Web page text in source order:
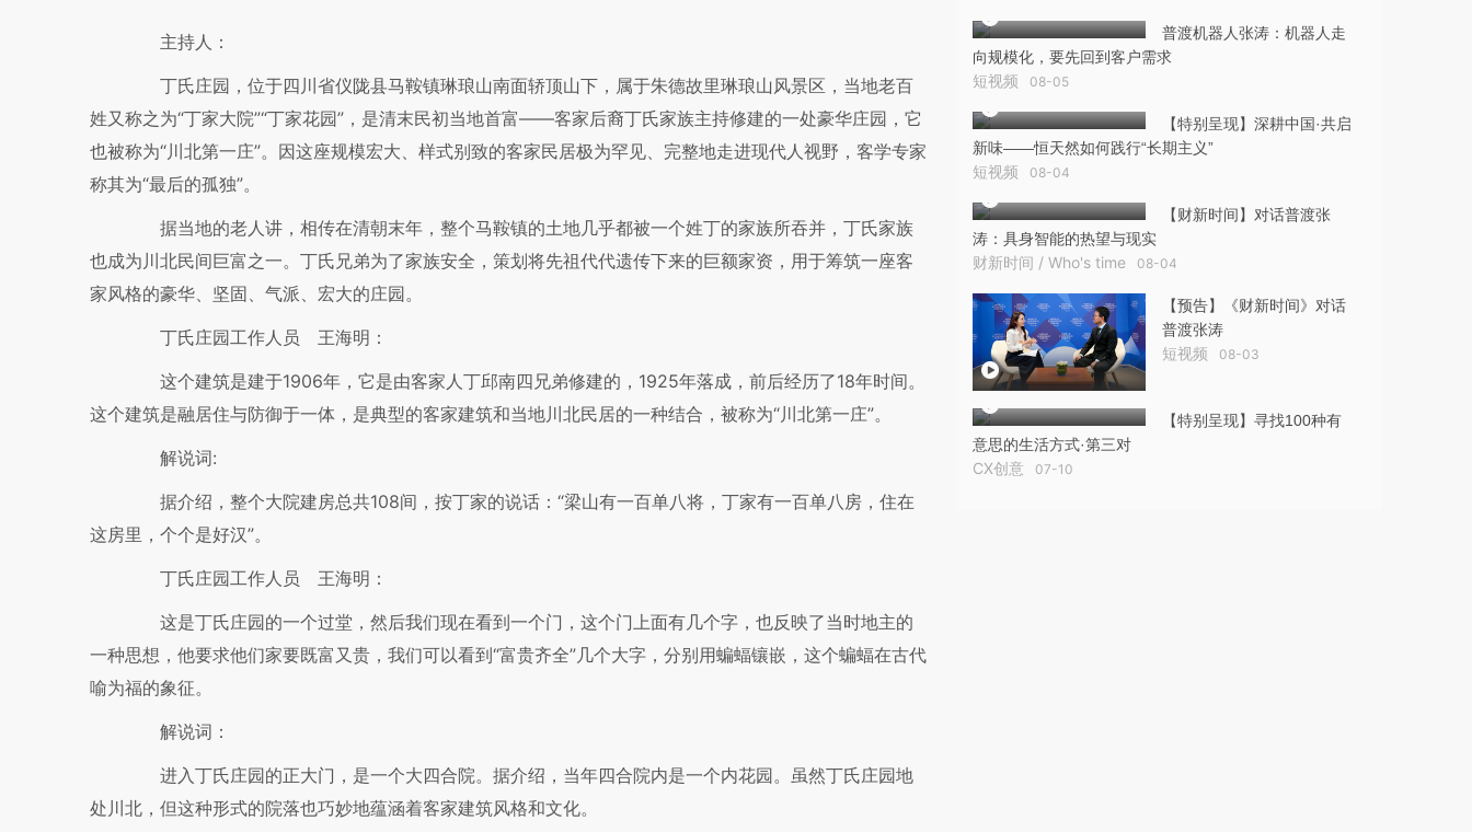
主持人：
丁氏庄园，位于四川省仪陇县马鞍镇琳琅山南面轿顶山下，属于朱德故里琳琅山风景区，当地老百
姓又称之为“丁家大院”“丁家花园”，是清末民初当地首富——客家后裔丁氏家族主持修建的一处豪华庄园，它
也被称为“川北第一庄”。因这座规模宏大、样式别致的客家民居极为罕见、完整地走进现代人视野，客学专家
称其为“最后的孤独”。
据当地的老人讲，相传在清朝末年，整个马鞍镇的土地几乎都被一个姓丁的家族所吞并，丁氏家族
也成为川北民间巨富之一。丁氏兄弟为了家族安全，策划将先祖代代遗传下来的巨额家资，用于筹筑一座客
家风格的豪华、坚固、气派、宏大的庄园。
丁氏庄园工作人员 王海明：
这个建筑是建于1906年，它是由客家人丁邱南四兄弟修建的，1925年落成，前后经历了18年时间。
这个建筑是融居住与防御于一体，是典型的客家建筑和当地川北民居的一种结合，被称为“川北第一庄”。
解说词:
据介绍，整个大院建房总共108间，按丁家的说话：“梁山有一百单八将，丁家有一百单八房，住在
这房里，个个是好汉”。
丁氏庄园工作人员 王海明：
这是丁氏庄园的一个过堂，然后我们现在看到一个门，这个门上面有几个字，也反映了当时地主的
一种思想，他要求他们家要既富又贵，我们可以看到“富贵齐全”几个大字，分别用蝙蝠镶嵌，这个蝙蝠在古代
喻为福的象征。
解说词：
进入丁氏庄园的正大门，是一个大四合院。据介绍，当年四合院内是一个内花园。虽然丁氏庄园地
处川北，但这种形式的院落也巧妙地蕴涵着客家建筑风格和文化。
普渡机器人张涛：机器人走
向规模化，要先回到客户需求
短视频 08-05
【特别呈现】深耕中国·共启
新味——恒天然如何践行“长期主义”
短视频 08-04
【财新时间】对话普渡张
涛：具身智能的热望与现实
财新时间 / Who's time 08-04
【预告】《财新时间》对话
普渡张涛
短视频 08-03
【特别呈现】寻找100种有
意思的生活方式·第三对
CX创意 07-10